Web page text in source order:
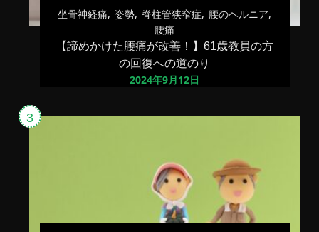
坐骨神経痛 姿勢 脊柱管狭窄症
腰のヘルニア
腰痛
【諦めかけた腰痛が改善！】61歳教員の方
の回復への道のり
2024年9月12日